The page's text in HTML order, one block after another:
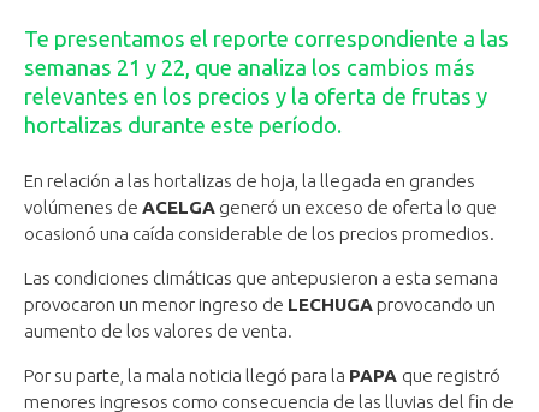
Te presentamos el reporte correspondiente a las
semanas 21 y 22, que analiza los cambios más
relevantes en los precios y la oferta de frutas y
hortalizas durante este período.
En relación a las hortalizas de hoja, la llegada en grandes
volúmenes de ACELGA generó un exceso de oferta lo que
ocasionó una caída considerable de los precios promedios.
Las condiciones climáticas que antepusieron a esta semana
provocaron un menor ingreso de LECHUGA provocando un
aumento de los valores de venta.
Por su parte, la mala noticia llegó para la PAPA que registró
menores ingresos como consecuencia de las lluvias del fin de